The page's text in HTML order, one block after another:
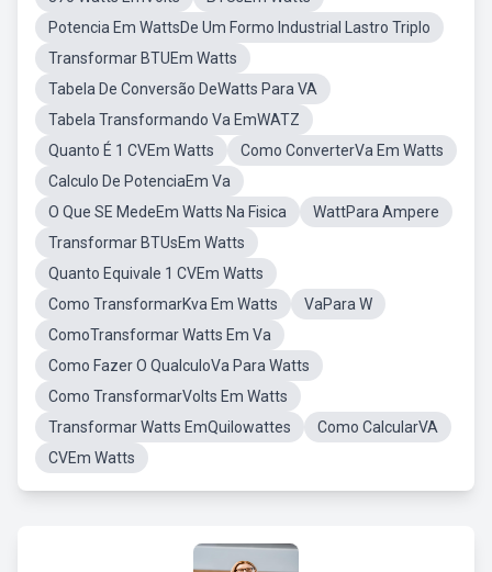
Potencia Em WattsDe Um Formo Industrial Lastro Triplo
Transformar BTUEm Watts
Tabela De Conversão DeWatts Para VA
Tabela Transformando Va EmWATZ
Quanto É 1 CVEm Watts
Como ConverterVa Em Watts
Calculo De PotenciaEm Va
O Que SE MedeEm Watts Na Fisica
WattPara Ampere
Transformar BTUsEm Watts
Quanto Equivale 1 CVEm Watts
Como TransformarKva Em Watts
VaPara W
ComoTransformar Watts Em Va
Como Fazer O QualculoVa Para Watts
Como TransformarVolts Em Watts
Transformar Watts EmQuilowattes
Como CalcularVA
CVEm Watts